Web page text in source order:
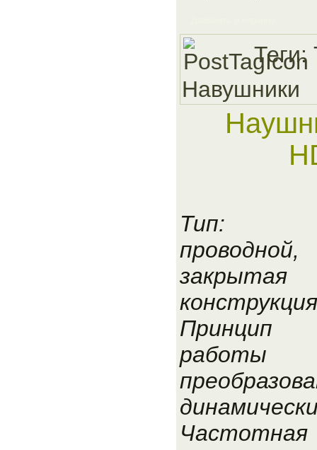
Теги:
Навушники
Тип:
проводной,
закрытая
конструкция
Принцип
работы
Частотная